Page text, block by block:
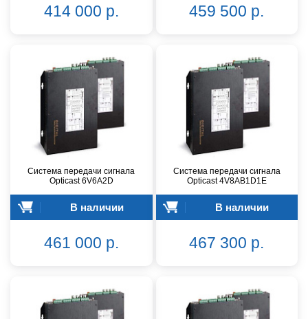
414 000 р. 459 500 р.
Система передачи сигнала
Opticast 6V6A2D
В наличии
461 000 р.
Система передачи сигнала
Opticast 4V8AB1D1E
В наличии
467 300 р.